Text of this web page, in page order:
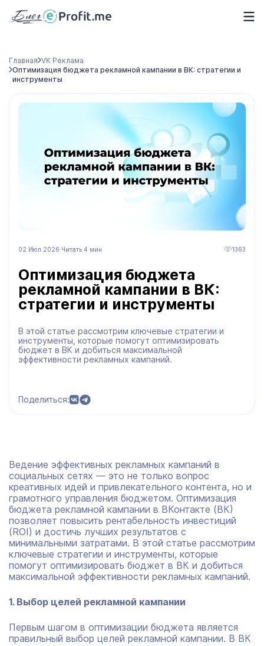
Главная VK Реклама
Оптимизация бюджета рекламной кампании в ВК: стратегии и
инструменты
02 Июл 2026·Читать 4 мин 1363
Оптимизация бюджета
рекламной кампании в ВК:
стратегии и инструменты
В этой статье рассмотрим ключевые стратегии и
инструменты, которые помогут оптимизировать
бюджет в ВК и добиться максимальной
эффективности рекламных кампаний.
Поделиться:
Ведение эффективных рекламных кампаний в
социальных сетях — это не только вопрос
креативных идей и привлекательного контента, но и
грамотного управления бюджетом. Оптимизация
бюджета рекламной кампании в ВКонтакте (ВК)
позволяет повысить рентабельность инвестиций
(ROI) и достичь лучших результатов с
минимальными затратами. В этой статье рассмотрим
ключевые стратегии и инструменты, которые
помогут оптимизировать бюджет в ВК и добиться
максимальной эффективности рекламных кампаний.
1. Выбор целей рекламной кампании
Первым шагом в оптимизации бюджета является
правильный выбор целей рекламной кампании. В ВК